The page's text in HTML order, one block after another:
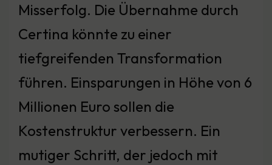
Misserfolg. Die Übernahme durch
Certina könnte zu einer
tiefgreifenden Transformation
führen. Einsparungen in Höhe von 6
Millionen Euro sollen die
Kostenstruktur verbessern. Ein
mutiger Schritt, der jedoch mit